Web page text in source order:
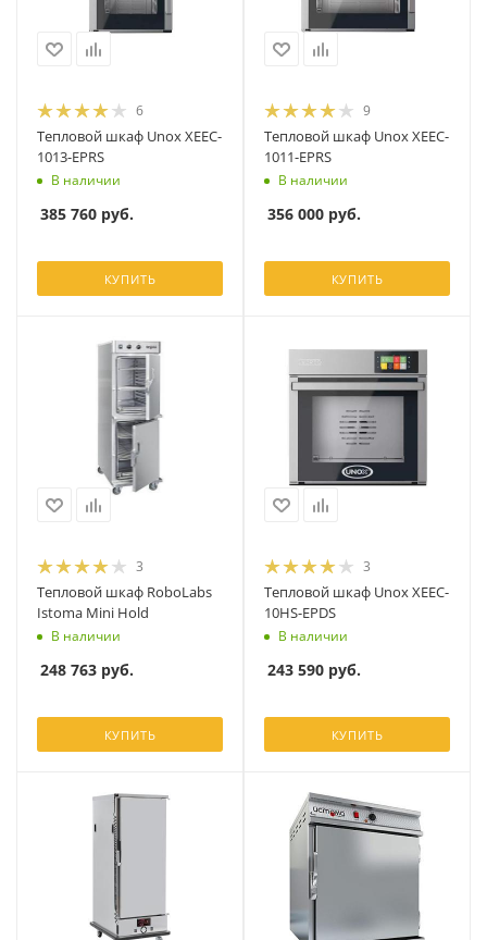
6
Тепловой шкаф Unox XEEC-
1013-EPRS
В наличии
385 760 руб.
КУПИТЬ
9
Тепловой шкаф Unox XEEC-
1011-EPRS
В наличии
356 000 руб.
КУПИТЬ
3
Тепловой шкаф RoboLabs
Istoma Mini Hold
В наличии
248 763 руб.
КУПИТЬ
3
Тепловой шкаф Unox XEEC-
10HS-EPDS
В наличии
243 590 руб.
КУПИТЬ